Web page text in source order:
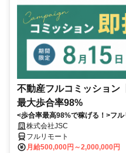
不動産フルコミッション
最大歩合率98%
<歩合率最高98%で稼げる！>フ
集！1件単位で対応可能！
株式会社JSC
フルリモート
月給500,000円～2,000,000円